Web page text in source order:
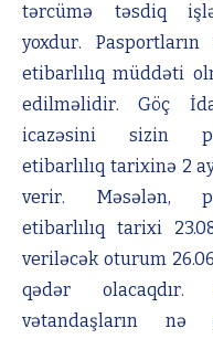
tərcümə təsdiq
yoxdur.
etibarlılıq müddəti
edilməlidir. Göç
icazəsini sizin
etibarlılıq tarixinə 2
verir. Məsələn,
etibarlılıq tarixi
veriləcək oturum
qədər
vətandaşların nə